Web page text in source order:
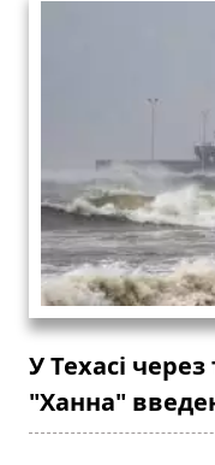
У Техасі
"Ханна"